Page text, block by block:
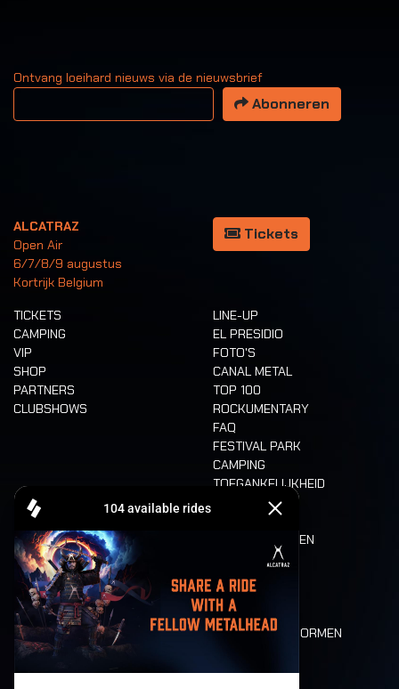
Ontvang loeihard nieuws via de nieuwsbrief
Uw email adres
Abonneren
ALCATRAZ
Open Air
6/7/8/9 augustus
Kortrijk Belgium
Tickets
TICKETS
CAMPING
VIP
SHOP
PARTNERS
CLUBSHOWS
LINE-UP
EL PRESIDIO
FOTO'S
CANAL METAL
TOP 100
ROCKUMENTARY
FAQ
FESTIVAL PARK
CAMPING
TOEGANKELIJKHEID
CASHLESS
ETEN EN DRINKEN
MOBILITEIT
LONE WOLVES
PLATTEGROND
DEATH RIDE
WAARDEN EN NORMEN
HISTORIEK